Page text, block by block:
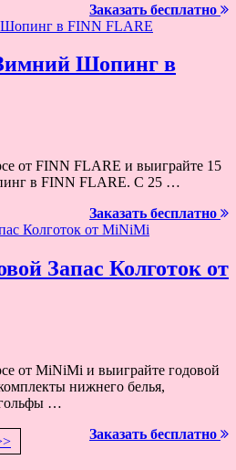
Заказать бесплатно
Шопинг в
от FINN FLARE и выиграйте 15
в FINN FLARE. С 25 …
Заказать бесплатно
Запас Колготок от
от MiNiMi и выиграйте годовой
нижнего белья,
…
Заказать бесплатно